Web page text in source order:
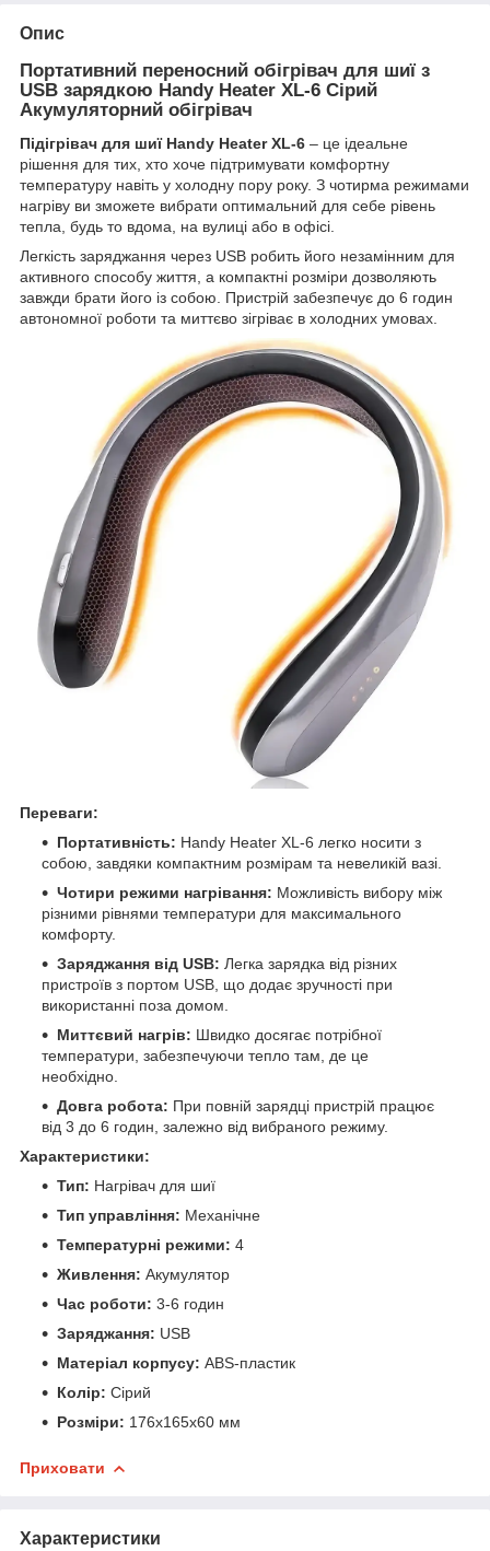
Опис
Портативний переносний обігрівач для шиї з
USB зарядкою Handy Heater XL-6 Сірий
Акумуляторний обігрівач
Підігрівач для шиї Handy Heater XL-6 – це ідеальне
рішення для тих, хто хоче підтримувати комфортну
температуру навіть у холодну пору року. З чотирма режимами
нагріву ви зможете вибрати оптимальний для себе рівень
тепла, будь то вдома, на вулиці або в офісі.
Легкість заряджання через USB робить його незамінним для
активного способу життя, а компактні розміри дозволяють
завжди брати його із собою. Пристрій забезпечує до 6 годин
автономної роботи та миттєво зігріває в холодних умовах.
Переваги:
Портативність: Handy Heater XL-6 легко носити з
собою, завдяки компактним розмірам та невеликій вазі.
Чотири режими нагрівання: Можливість вибору між
різними рівнями температури для максимального
комфорту.
Заряджання від USB: Легка зарядка від різних
пристроїв з портом USB, що додає зручності при
використанні поза домом.
Миттєвий нагрів: Швидко досягає потрібної
температури, забезпечуючи тепло там, де це
необхідно.
Довга робота: При повній зарядці пристрій працює
від 3 до 6 годин, залежно від вибраного режиму.
Характеристики:
Тип: Нагрівач для шиї
Тип управління: Механічне
Температурні режими: 4
Живлення: Акумулятор
Час роботи: 3-6 годин
Заряджання: USB
Матеріал корпусу: ABS-пластик
Колір: Сірий
Розміри: 176x165x60 мм
Приховати
Характеристики